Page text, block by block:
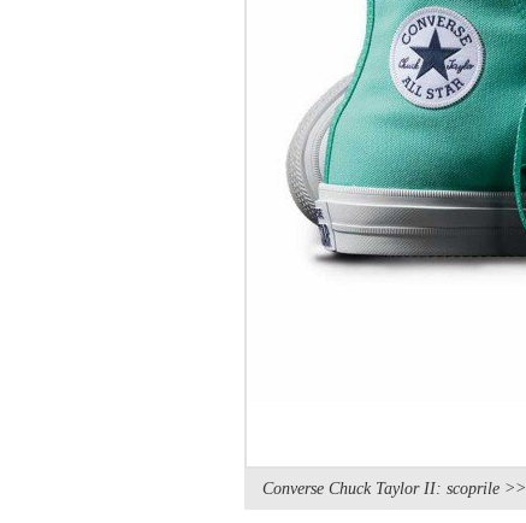
Converse Chuck Taylor II: scoprile >>